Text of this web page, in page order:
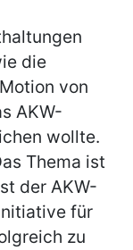
die
von
AKW-
wollte.
Thema ist
der AKW-
für
zu